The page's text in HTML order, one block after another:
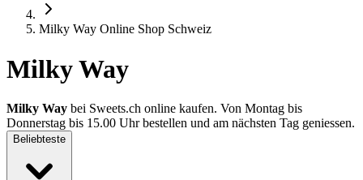
Milky Way Online Shop Schweiz
Milky Way
Milky Way bei Sweets.ch online kaufen. Von Montag bis
Donnerstag bis 15.00 Uhr bestellen und am nächsten Tag geniessen.
Beliebteste